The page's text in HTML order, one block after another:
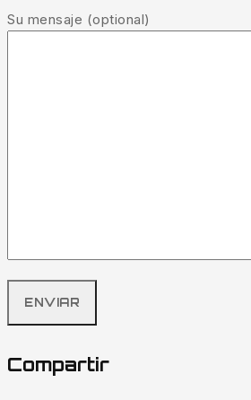
Su mensaje (optional)
Compartir